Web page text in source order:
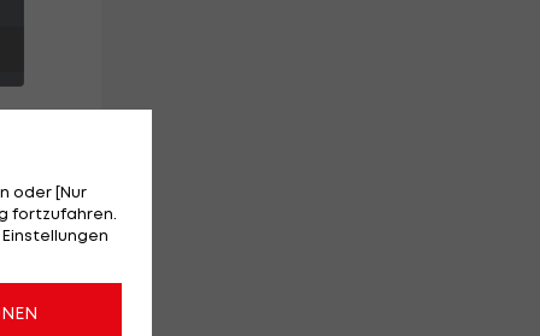
oder [Nur
fortzufahren.